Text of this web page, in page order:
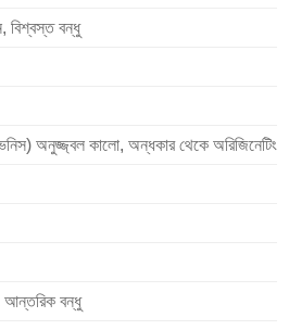
বিশ্বস্ত বন্ধু
অনুজ্জ্বল কালো, অন্ধকার থেকে অরিজিনেটিং
আন্তরিক বন্ধু